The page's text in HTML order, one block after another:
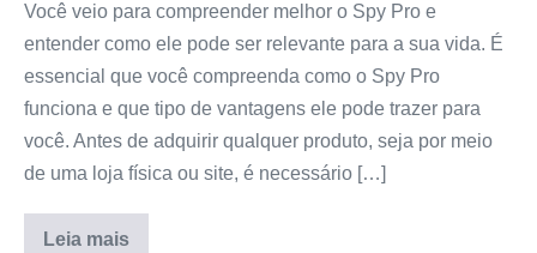
Você veio para compreender melhor o Spy Pro e
entender como ele pode ser relevante para a sua vida. É
essencial que você compreenda como o Spy Pro
funciona e que tipo de vantagens ele pode trazer para
você. Antes de adquirir qualquer produto, seja por meio
de uma loja física ou site, é necessário […]
Leia mais